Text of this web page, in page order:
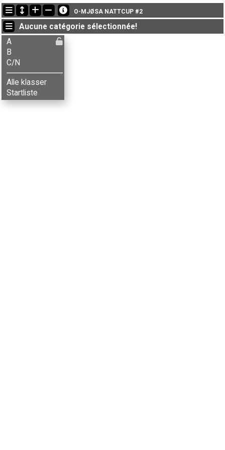
Dernières mises à jour
19:25:10: Minna Haugereid (C/N) a terminé with status finished
18:13:25: Knut Helstad (B) a terminé , chrono: 31:31 (1)
17:36:30: Aksel B. Carlson (B) a terminé , chrono: 32:24 (2)
O-MJØSA NATTCUP #2
Aucune catégorie sélectionnée!
A
B
C/N
Alle klasser
Startliste